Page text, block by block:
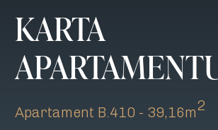
KARTA
Apartament B.410 - 39,16m2